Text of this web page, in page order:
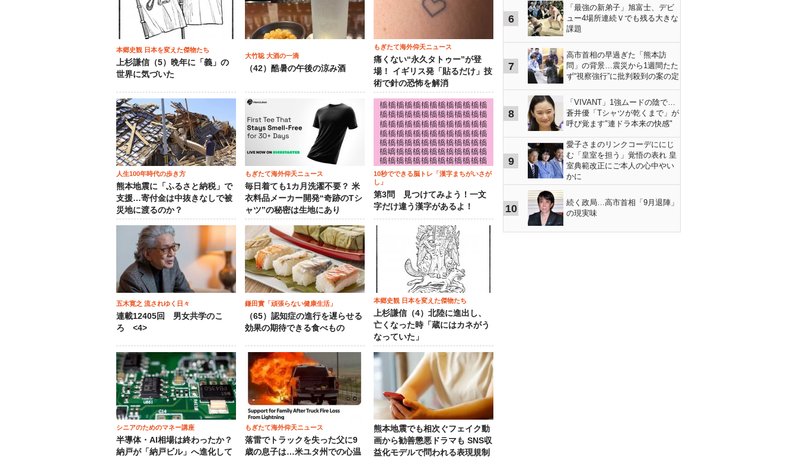
本郷史観 日本を変えた傑物たち
上杉謙信（5）晩年に「義」の
世界に気づいた
大竹聡 大酒の一滴
（42）酷暑の午後の涼み酒
もぎたて海外仰天ニュース
痛くない“永久タトゥー”が登
場！ イギリス発「貼るだけ」技
術で針の恐怖を解消
人生100年時代の歩き方
熊本地震に「ふるさと納税」で
支援…寄付金は中抜きなしで被
災地に渡るのか？
もぎたて海外仰天ニュース
毎日着ても1カ月洗濯不要？ 米
衣料品メーカー開発“奇跡のTシ
ャツ”の秘密は生地にあり
10秒でできる脳トレ「漢字まちがいさが
し」
第3問 見つけてみよう！一文
字だけ違う漢字があるよ！
五木寛之 流されゆく日々
連載12405回 男女共学のこ
ろ <4>
鎌田實「頑張らない健康生活」
（65）認知症の進行を遅らせる
効果の期待できる食べもの
本郷史観 日本を変えた傑物たち
上杉謙信（4）北陸に進出し、
亡くなった時「蔵にはカネがう
なっていた」
シニアのためのマネー講座
半導体・AI相場は終わったか？
納戸が「納戸ビル」へ進化して
もぎたて海外仰天ニュース
落雷でトラックを失った父に9
歳の息子は…米ユタ州での心温
熊本地震でも相次ぐフェイク動
画から勧善懲悪ドラマも SNS収
益化モデルで問われる表現規制
6
「最強の新弟子」旭富士、デビ
ュー4場所連続Ｖでも残る大きな
課題
7
高市首相の早過ぎた「熊本訪
問」の背景…震災から1週間たた
ず“視察強行”に批判殺到の案の定
8
「VIVANT」1強ムードの陰で…
蒼井優「Tシャツが乾くまで」が
呼び覚ます"連ドラ本来の快感"
9
愛子さまのリンクコーデににじ
む「皇室を担う」覚悟の表れ 皇
室典範改正にご本人の心中やい
かに
10
続く政局…高市首相「9月退陣」
の現実味